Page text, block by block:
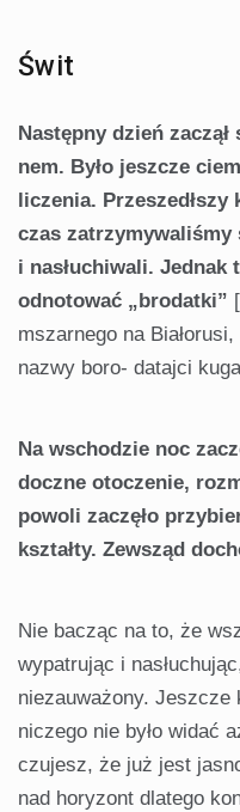
Świt
Następny dzień
nem. Było jeszcze
li­czenia.
czas zatrzymywaliśmy
i nasłu­chiwali. Jednak
odnoto­wać „brodatki”
mszarnego na
nazwy boro- datajci
Na wschodzie noc
doczne otoczenie,
powoli zaczęło
kształty. Ze­wsząd
Nie bacząc na to, że
wypatru­jąc i
niezauważony. Jeszcze
niczego nie było widać
czujesz, że już jest
nad horyzont dlatego